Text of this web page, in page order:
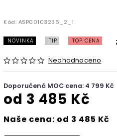
Kód: ASP00103236_2_1
NOVINKA TIP TOP CENA
Neohodnoceno
Doporučená MOC cena: 4 799 Kč
od 3 485 Kč
Naše cena: od 3 485 Kč